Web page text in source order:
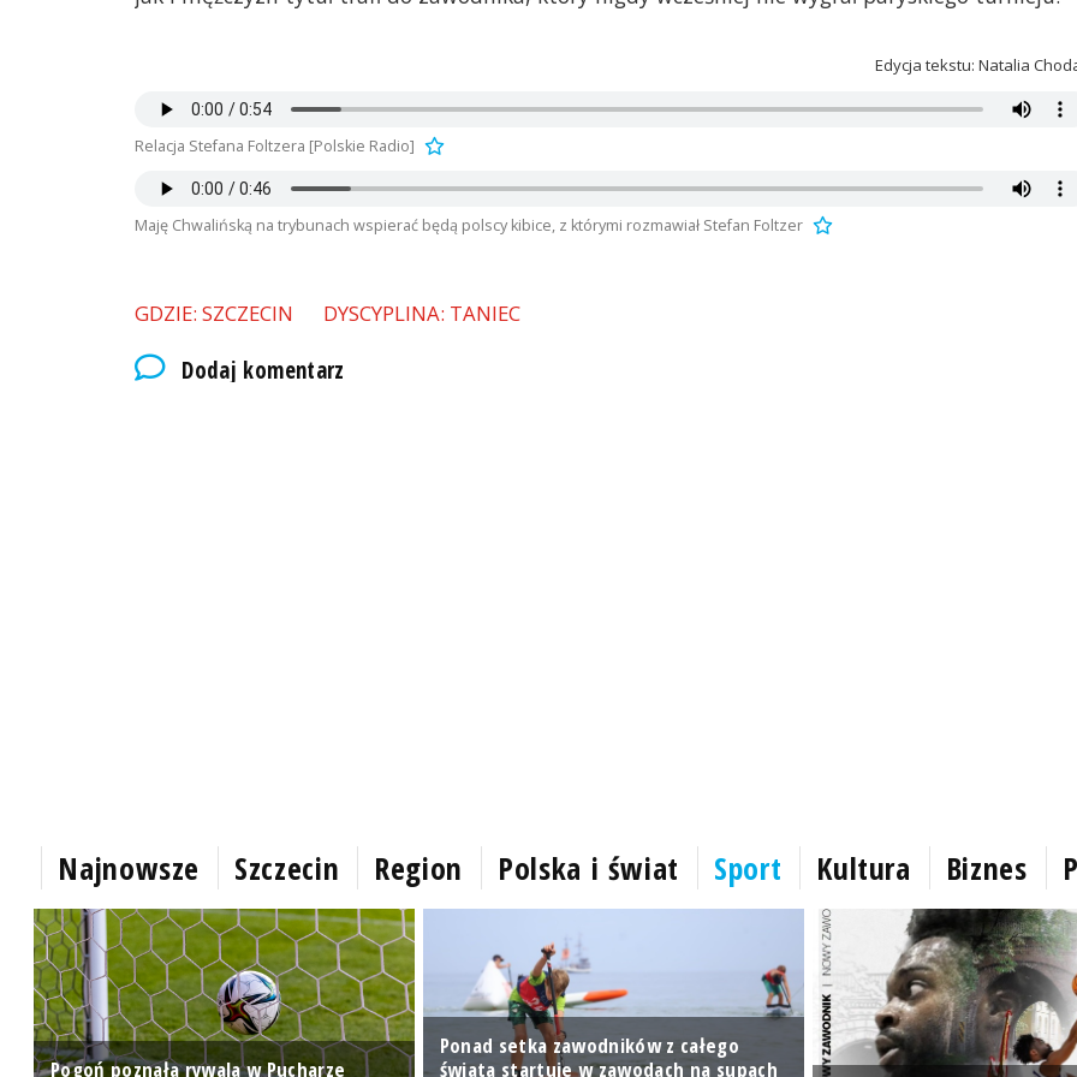
Edycja tekstu: Natalia
Relacja Stefana Foltzera [Polskie Radio]
Maję Chwalińską na trybunach wspierać będą polscy kibice, z którymi rozmawiał Stefan Foltzer
GDZIE: SZCZECIN DYSCYPLINA: TANIEC
Dodaj komentarz
Najnowsze Szczecin Region Polska i świat Sport Kultura Biznes
Pogoń poznała rywala w Pucharze
Ponad setka zawodników z całego
świata startuje w zawodach na supach